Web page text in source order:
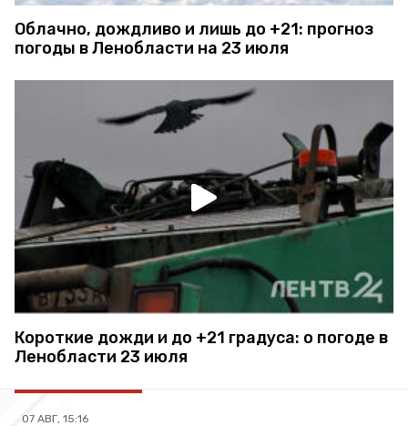
Облачно, дождливо и лишь до +21: прогноз
погоды в Ленобласти на 23 июля
Короткие дожди и до +21 градуса: о погоде в
Ленобласти 23 июля
07 АВГ, 15:16